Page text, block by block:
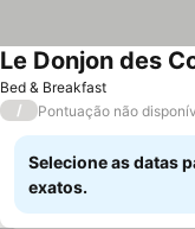
Bed & Breakfast
Le Donjon des
/ Pontuação não
Selecione as datas
exatos.